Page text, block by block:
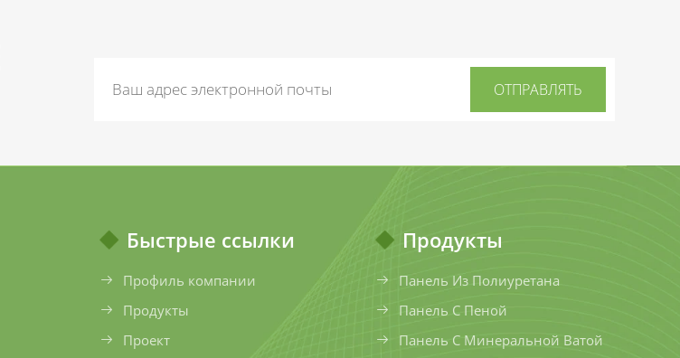
Быстрые ссылки
Профиль компании
Продукты
Проект
Продукты
Панель Из Полиуретана
Панель С Пеной
Панель С Минеральной Ватой